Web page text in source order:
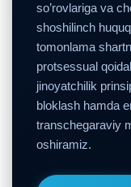
so’rovlariga va
shoshilinch
tomonlama
protsessual
jinoyatchilik
bloklash hamda
transchegaraviy
oshiramiz.